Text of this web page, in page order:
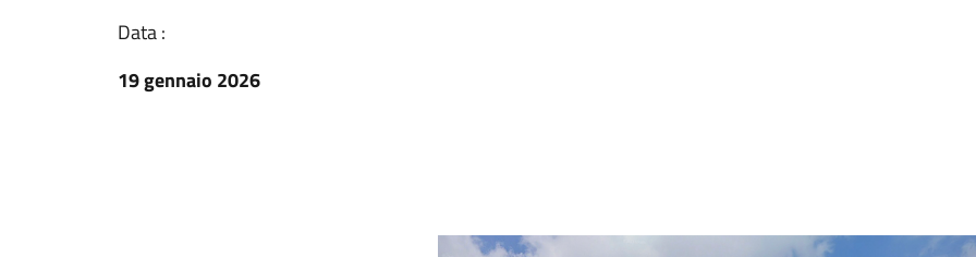
Data :
19 gennaio 2026